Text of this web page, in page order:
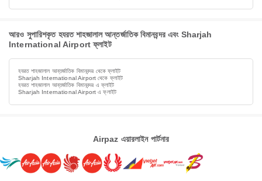
আরও সুপারিশকৃত হযরত শাহজালাল আন্তর্জাতিক বিমানবন্দর এবং Sharjah
International Airport ফ্লাইট
হযরত শাহজালাল আন্তর্জাতিক বিমানবন্দর থেকে ফ্লাইট
Sharjah International Airport থেকে ফ্লাইট
হযরত শাহজালাল আন্তর্জাতিক বিমানবন্দর এ ফ্লাইট
Sharjah International Airport এ ফ্লাইট
Airpaz এয়ারলাইন পার্টনার